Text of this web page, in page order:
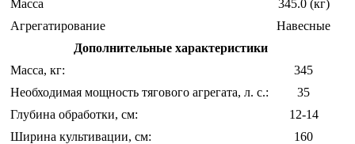
Масса
345.0 (кг)
Агрегатирование
Навесные
Дополнительные характеристики
Масса, кг:
345
Необходимая мощность тягового агрегата, л. с.:
35
Глубина обработки, см:
12-14
Ширина культивации, см:
160